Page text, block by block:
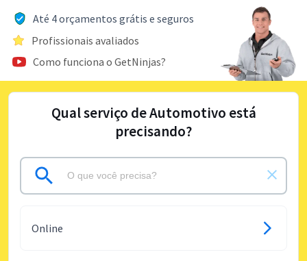
Até 4 orçamentos grátis e seguros
Profissionais avaliados
Como funciona o GetNinjas?
Qual serviço de Automotivo está
precisando?
Online